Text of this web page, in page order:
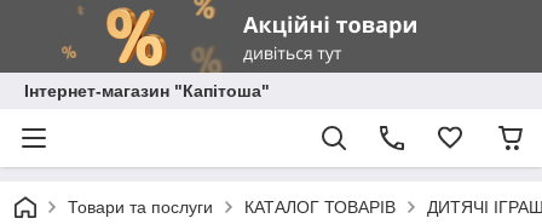
Інтернет-магазин "Капітоша"
Товари та послуги КАТАЛОГ ТОВАРІВ ДИТЯЧІ